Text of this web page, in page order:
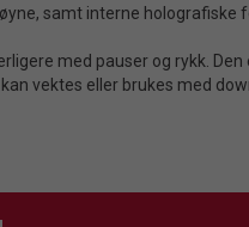
samt interne
med pauser og rykk.
vektes eller brukes med